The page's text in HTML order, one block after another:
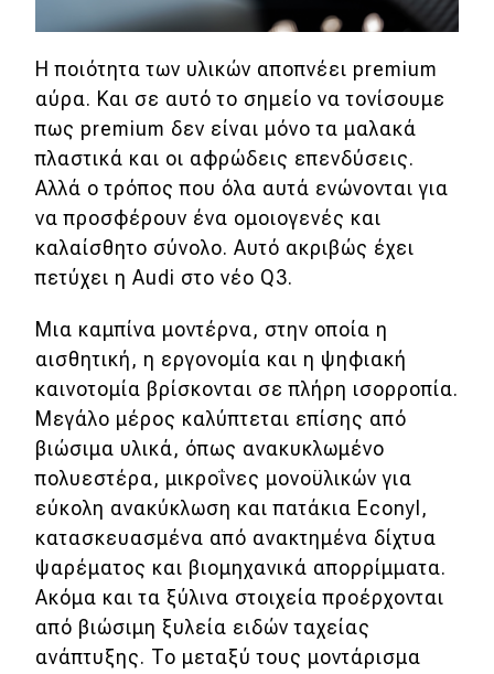
Η ποιότητα των υλικών αποπνέει premium
αύρα. Και σε αυτό το σημείο να τονίσουμε
πως premium δεν είναι μόνο τα μαλακά
πλαστικά και οι αφρώδεις επενδύσεις.
Αλλά ο τρόπος που όλα αυτά ενώνονται για
να προσφέρουν ένα ομοιογενές και
καλαίσθητο σύνολο. Αυτό ακριβώς έχει
πετύχει η Audi στο νέο Q3.
Μια καμπίνα μοντέρνα, στην οποία η
αισθητική, η εργονομία και η ψηφιακή
καινοτομία βρίσκονται σε πλήρη ισορροπία.
Μεγάλο μέρος καλύπτεται επίσης από
βιώσιμα υλικά, όπως ανακυκλωμένο
πολυεστέρα, μικροΐνες μονοϋλικών για
εύκολη ανακύκλωση και πατάκια Econyl,
κατασκευασμένα από ανακτημένα δίχτυα
ψαρέματος και βιομηχανικά απορρίμματα.
Ακόμα και τα ξύλινα στοιχεία προέρχονται
από βιώσιμη ξυλεία ειδών ταχείας
ανάπτυξης. To μεταξύ τους μοντάρισμα